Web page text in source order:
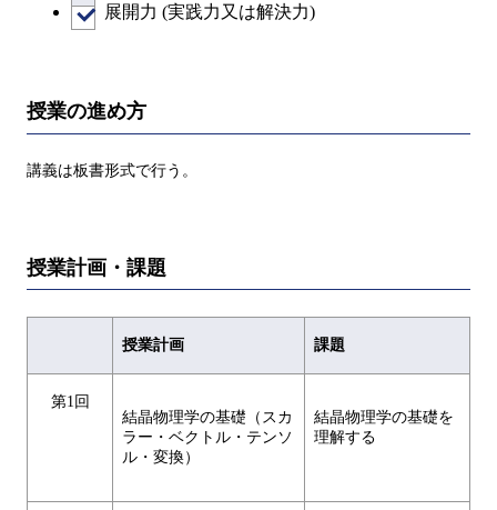
展開力 (実践力又は解決力)
授業の進め方
講義は板書形式で行う。
授業計画・課題
授業計画 課題
第1回
結晶物理学の基礎（スカ
ラー・ベクトル・テンソ
ル・変換）
結晶物理学の基礎を
理解する